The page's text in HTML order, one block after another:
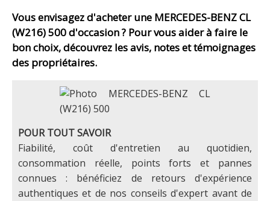
Vous envisagez d'acheter une MERCEDES-BENZ CL
(W216) 500 d'occasion ? Pour vous aider à faire le
bon choix, découvrez les avis, notes et témoignages
des propriétaires.
POUR TOUT SAVOIR
Fiabilité, coût d'entretien au quotidien,
consommation réelle, points forts et pannes
connues : bénéficiez de retours d'expérience
authentiques et de nos conseils d'expert avant de